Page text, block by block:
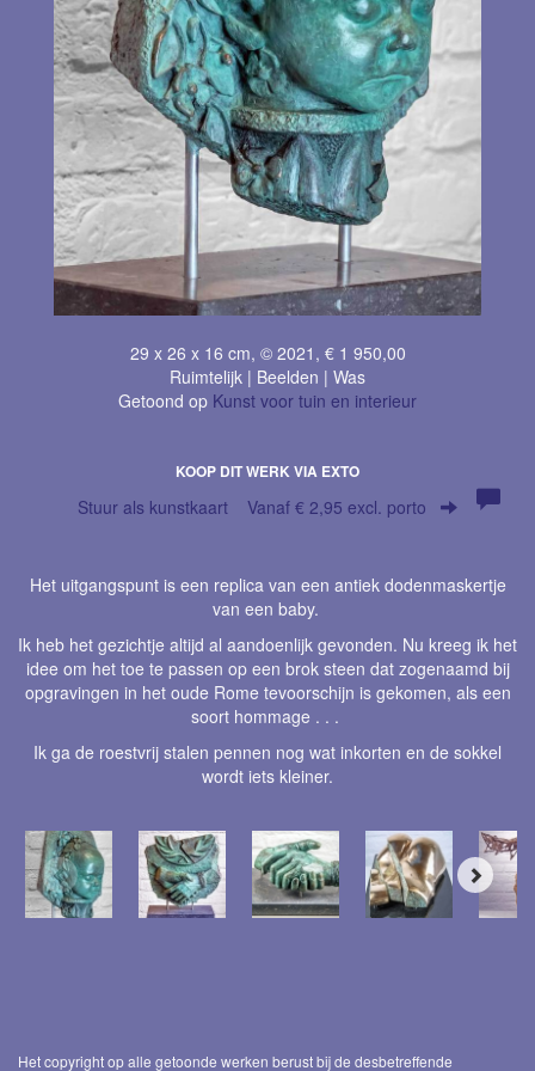
29 x 26 x 16 cm, © 2021, € 1 950,00
Ruimtelijk | Beelden | Was
Getoond op Kunst voor tuin en interieur
KOOP DIT WERK VIA EXTO
Stuur als kunstkaart Vanaf € 2,95 excl. porto
Het uitgangspunt is een replica van een antiek dodenmaskertje
van een baby.
Ik heb het gezichtje altijd al aandoenlijk gevonden. Nu kreeg ik het
idee om het toe te passen op een brok steen dat zogenaamd bij
opgravingen in het oude Rome tevoorschijn is gekomen, als een
soort hommage . . .
Ik ga de roestvrij stalen pennen nog wat inkorten en de sokkel
wordt iets kleiner.
Het copyright op alle getoonde werken berust bij de desbetreffende